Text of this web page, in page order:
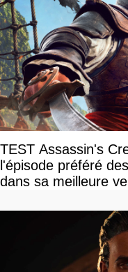
TEST Assassin's
l'épisode préféré
dans sa meilleure